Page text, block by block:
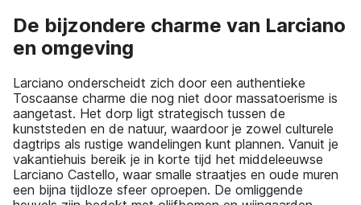
De bijzondere charme van Larciano
en omgeving
Larciano onderscheidt zich door een authentieke
Toscaanse charme die nog niet door massatoerisme is
aangetast. Het dorp ligt strategisch tussen de
kunststeden en de natuur, waardoor je zowel culturele
dagtrips als rustige wandelingen kunt plannen. Vanuit je
vakantiehuis bereik je in korte tijd het middeleeuwse
Larciano Castello, waar smalle straatjes en oude muren
een bijna tijdloze sfeer oproepen. De omliggende